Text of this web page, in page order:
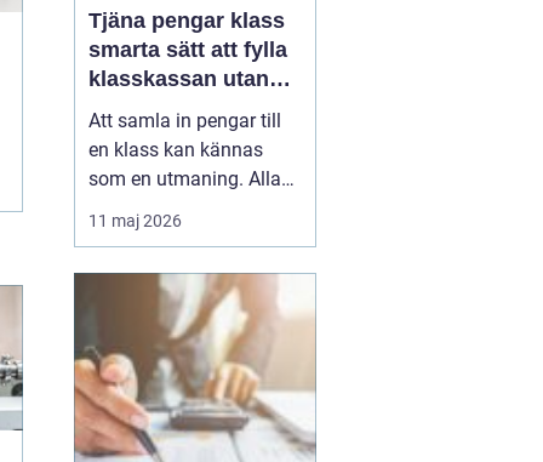
Tjäna pengar klass
smarta sätt att fylla
klasskassan utan
stress
Att samla in pengar till
en klass kan kännas
som en utmaning. Alla
har olika förutsättningar,
tiden är begränsad och
avgiftsfri. Samtidigt vill
många klasser ordna
klassresor, läger, nya
studiematerial eller
gemensamma upple...
11 maj 2026